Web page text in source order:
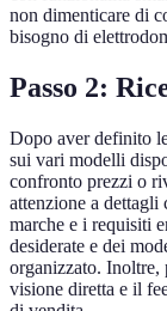
non dimenticare di
bisogno di
Passo 2:
Dopo aver definito
sui vari modelli
confronto prezzi o
attenzione a dettagli
marche e i requisiti
desiderate e dei
organizzato. Inoltre,
visione diretta e il